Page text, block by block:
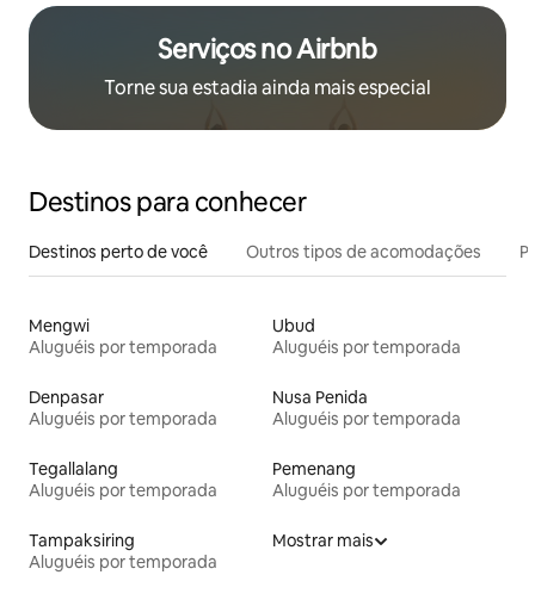
Serviços no Airbnb
Torne sua estadia ainda mais especial
Destinos para conhecer
Destinos perto de você Outros tipos de acomodações
Mengwi
Aluguéis por temporada
Ubud
Aluguéis por temporada
Denpasar
Aluguéis por temporada
Nusa Penida
Aluguéis por temporada
Tegallalang
Aluguéis por temporada
Pemenang
Aluguéis por temporada
Tampaksiring
Aluguéis por temporada
Mostrar mais